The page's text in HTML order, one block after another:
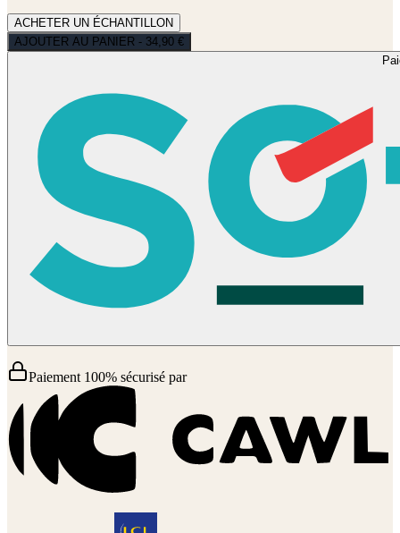
ACHETER UN ÉCHANTILLON
AJOUTER AU PANIER - 34,90 €
Paiement 100% sécurisé par